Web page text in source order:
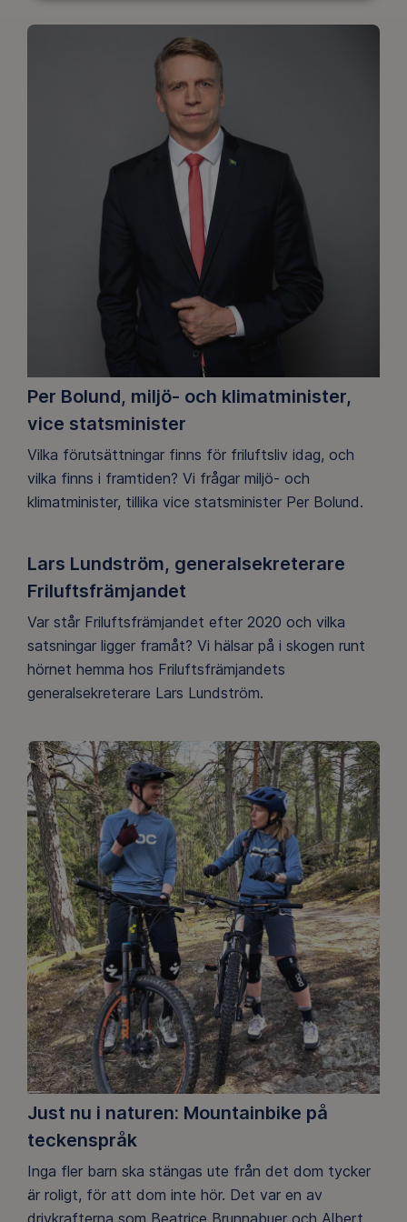
Per Bolund, miljö- och klimatminister,
vice statsminister
Vilka förutsättningar finns för friluftsliv idag, och
vilka finns i framtiden? Vi frågar miljö- och
klimatminister, tillika vice statsminister Per Bolund.
Lars Lundström, generalsekreterare
Friluftsfrämjandet
Var står Friluftsfrämjandet efter 2020 och vilka
satsningar ligger framåt? Vi hälsar på i skogen runt
hörnet hemma hos Friluftsfrämjandets
generalsekreterare Lars Lundström.
Just nu i naturen: Mountainbike på
teckenspråk
Inga fler barn ska stängas ute från det dom tycker
är roligt, för att dom inte hör. Det var en av